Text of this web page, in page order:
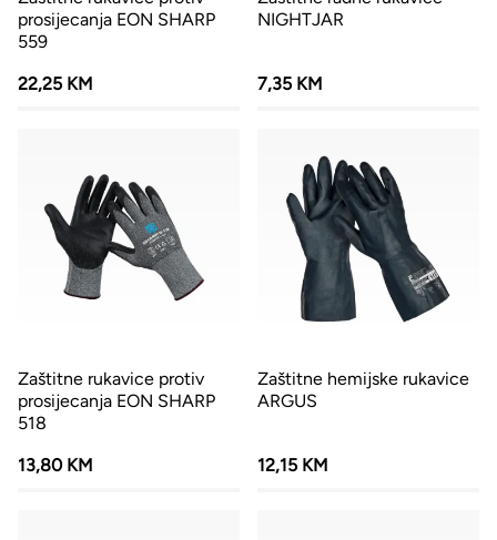
prosijecanja EON SHARP
559
22,25 KM
NIGHTJAR
7,35 KM
Zaštitne rukavice protiv
prosijecanja EON SHARP
518
13,80 KM
Zaštitne hemijske rukavice
ARGUS
12,15 KM